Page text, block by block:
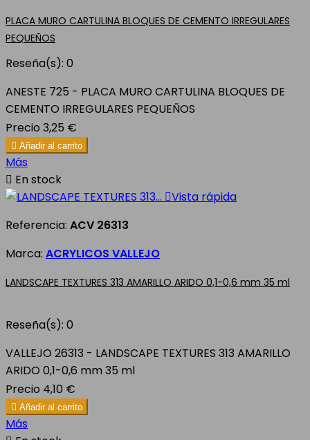
PLACA MURO CARTULINA BLOQUES DE CEMENTO IRREGULARES
PEQUEÑOS
Reseña(s): 0
ANESTE 725 - PLACA MURO CARTULINA BLOQUES DE
CEMENTO IRREGULARES PEQUEÑOS
Precio 3,25 €
 Añadir al carrito
Más
 En stock
Vista rápida
Referencia: ACV 26313
Marca: ACRYLICOS VALLEJO
LANDSCAPE TEXTURES 313 AMARILLO ARIDO 0,1-0,6 mm 35 ml
Reseña(s): 0
VALLEJO 26313 - LANDSCAPE TEXTURES 313 AMARILLO
ARIDO 0,1-0,6 mm 35 ml
Precio 4,10 €
 Añadir al carrito
Más